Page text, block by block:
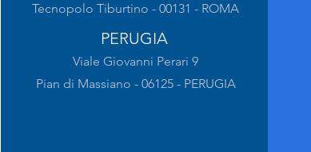
Tecnopolo Tiburtino - 00131 - ROMA
PERUGIA
Viale Giovanni Perari 9
Pian di Massiano - 06125 - PERUGIA